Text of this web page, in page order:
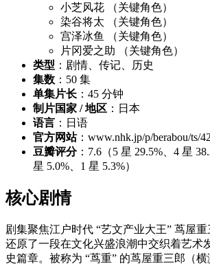
小芝风花 （关键角色）
染谷将太 （关键角色）
宫泽冰鱼 （关键角色）
片冈爱之助 （关键角色）
类型 ：剧情、传记、历史
集数 ：50 集
单集片长 ：45 分钟
制片国家 / 地区 ：日本
语言 ：日语
官方网站：www.nhk.jp/p/berabou/ts/
豆瓣评分：7.6（5 星 29.5%、4 星
星 5.0%、1 星 5.3%）
核心剧情
剧集聚焦江户时代 “艺文产业大王” 茑屋重
还原了一段在文化兴盛浪潮中交织着艺术
史篇章。被称为 “茑重” 的茑屋重三郎（